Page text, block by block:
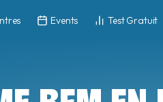
Events Test Gratuit